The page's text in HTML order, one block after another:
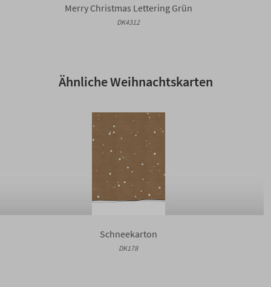
Merry Christmas Lettering Grün
DK4312
Ähnliche Weihnachtskarten
Schneekarton
DK178